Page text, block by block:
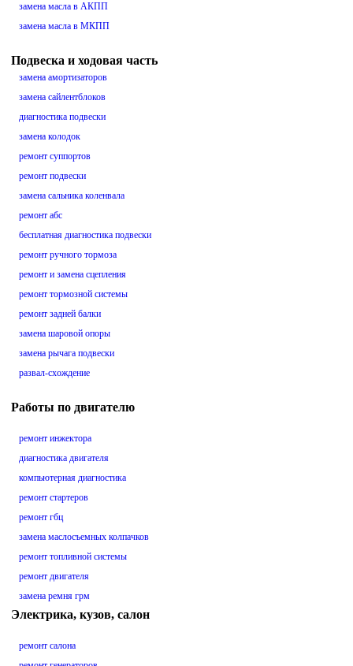
замена масла в АКПП
замена масла в МКПП
Подвеска и ходовая часть
замена амортизаторов
замена сайлентблоков
диагностика подвески
замена колодок
ремонт суппортов
ремонт подвески
замена сальника коленвала
ремонт абс
бесплатная диагностика подвески
ремонт ручного тормоза
ремонт и замена сцепления
ремонт тормозной системы
ремонт задней балки
замена шаровой опоры
замена рычага подвески
развал-схождение
Работы по двигателю
ремонт инжектора
диагностика двигателя
компьютерная диагностика
ремонт стартеров
ремонт гбц
замена маслосъемных колпачков
ремонт топливной системы
ремонт двигателя
замена ремня грм
Электрика, кузов, салон
ремонт салона